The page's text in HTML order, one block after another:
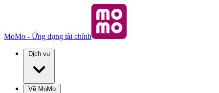
MoMo - Ứng dụng tài chính
Dịch vụ
Về MoMo